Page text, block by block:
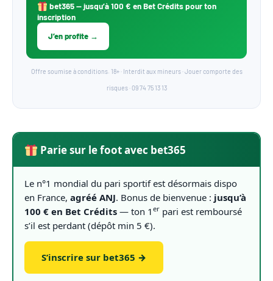
bet365— jusqu’à 100 € en Bet Crédits pour ton
inscription
J’en profite →
Offre soumise à conditions. 18+ · Interdit aux mineurs · Jouer comporte des
risques · 09 74 75 13 13
Parie sur le foot avec bet365
Le n°1 mondial du pari sportif est désormais dispo
en France, agréé ANJ. Bonus de bienvenue : jusqu’à
100 € en Bet Crédits — ton 1 er pari est remboursé
s’il est perdant (dépôt min 5 €).
S’inscrire sur bet365 →